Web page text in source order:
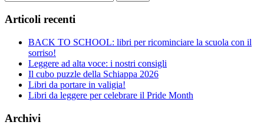
Articoli recenti
BACK TO SCHOOL: libri per ricominciare la scuola con il
sorriso!
Leggere ad alta voce: i nostri consigli
Il cubo puzzle della Schiappa 2026
Libri da portare in valigia!
Libri da leggere per celebrare il Pride Month
Archivi